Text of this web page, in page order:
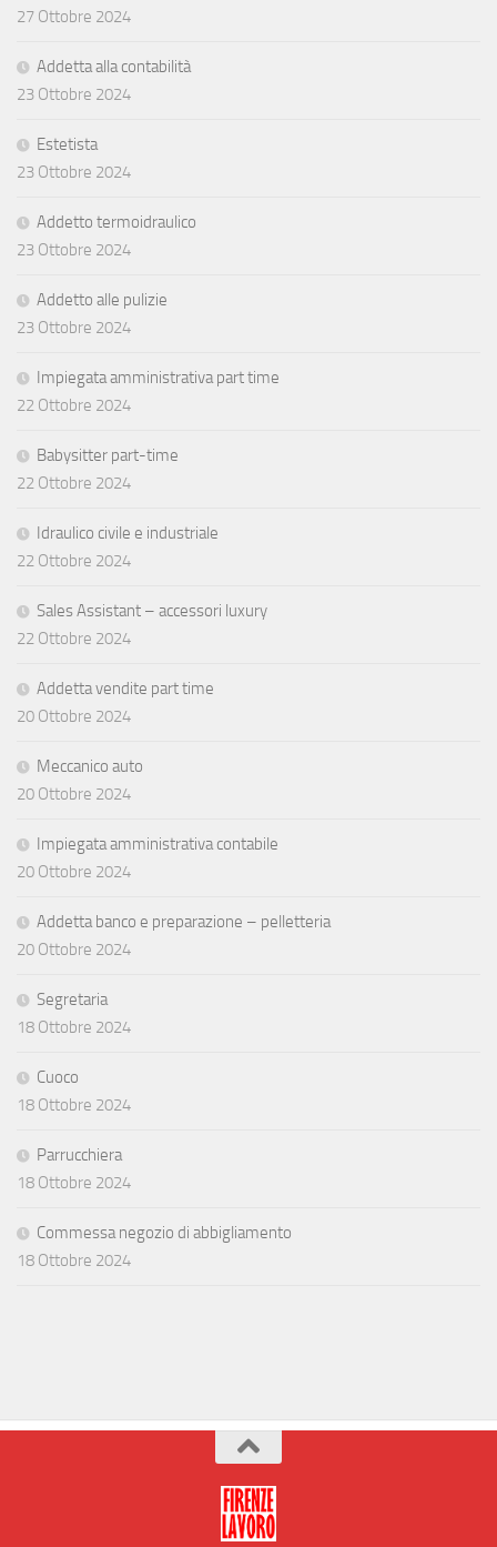
27 Ottobre 2024
Addetta alla contabilità
23 Ottobre 2024
Estetista
23 Ottobre 2024
Addetto termoidraulico
23 Ottobre 2024
Addetto alle pulizie
23 Ottobre 2024
Impiegata amministrativa part time
22 Ottobre 2024
Babysitter part-time
22 Ottobre 2024
Idraulico civile e industriale
22 Ottobre 2024
Sales Assistant – accessori luxury
22 Ottobre 2024
Addetta vendite part time
20 Ottobre 2024
Meccanico auto
20 Ottobre 2024
Impiegata amministrativa contabile
20 Ottobre 2024
Addetta banco e preparazione – pelletteria
20 Ottobre 2024
Segretaria
18 Ottobre 2024
Cuoco
18 Ottobre 2024
Parrucchiera
18 Ottobre 2024
Commessa negozio di abbigliamento
18 Ottobre 2024